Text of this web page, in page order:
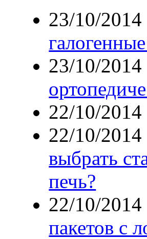
23/10/2014
23/10/2014
22/10/2014
22/10/2014
выбрать
печь?
22/10/2014
пакетов с